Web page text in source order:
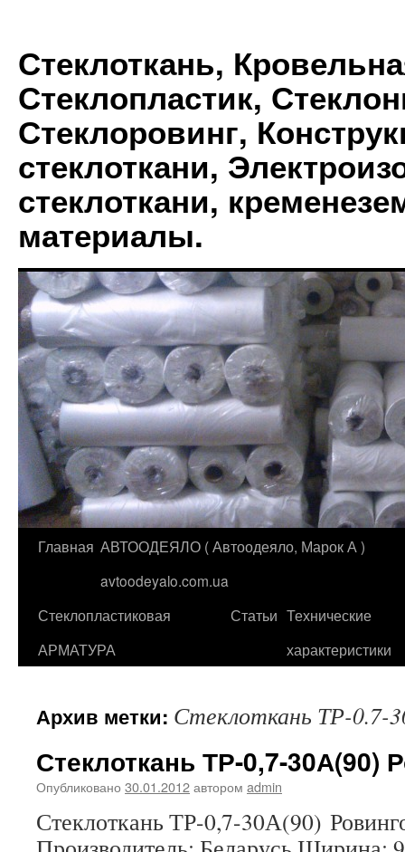
Стеклоткань,
Стеклопластик,
Стеклоровинг,
стеклоткани,
стеклоткани,
материалы.
Перейти
содержимому
Главная АВТООДЕЯЛО ( Автоодеяло, Марок А )
avtoodeyalo.com.ua
Стеклопластиковая
АРМАТУРА
Статьи Технические
характеристики
Архив метки: Стеклоткань ТР-0.7-
Стеклоткань ТР-0,7-30А(90)
Опубликовано 30.01.2012автором admin
Стеклоткань ТР-0,7-30А(90)